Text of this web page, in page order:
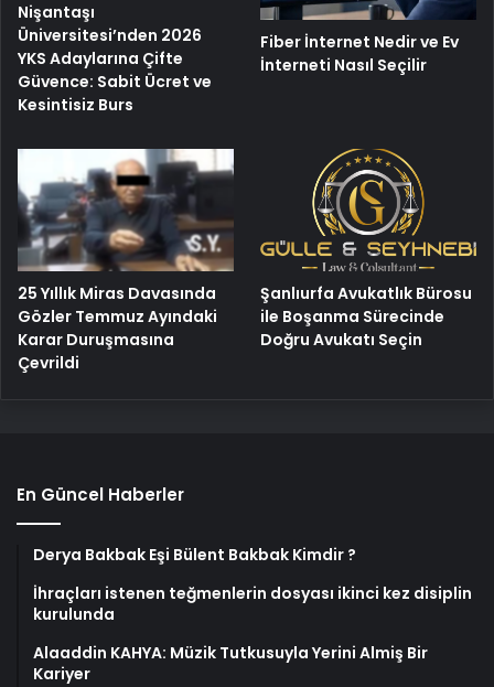
Nişantaşı
Üniversitesi’nden 2026
YKS Adaylarına Çifte
Güvence: Sabit Ücret ve
Kesintisiz Burs
Fiber İnternet Nedir ve Ev
İnterneti Nasıl Seçilir
25 Yıllık Miras Davasında
Gözler Temmuz Ayındaki
Karar Duruşmasına
Çevrildi
Şanlıurfa Avukatlık Bürosu
ile Boşanma Sürecinde
Doğru Avukatı Seçin
En Güncel Haberler
Derya Bakbak Eşi Bülent Bakbak Kimdir ?
İhraçları istenen teğmenlerin dosyası ikinci kez disiplin
kurulunda
Alaaddin KAHYA: Müzik Tutkusuyla Yerini Almiş Bir
Kariyer